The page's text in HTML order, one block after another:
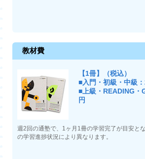
教材費
【1冊】（税込）
■入門・初級・中級
■上級・READING・
円
週2回の通塾で、1ヶ月1冊の学習完了が目安と
の学習進捗状況により異なります。